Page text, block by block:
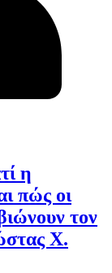
η
πώς οι
τον
Χ.